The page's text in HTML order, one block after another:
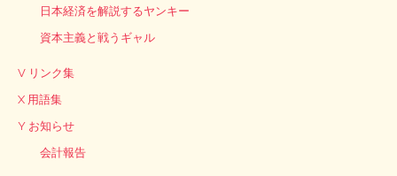
日本経済を解説するヤンキー
資本主義と戦うギャル
V リンク集
X 用語集
Y お知らせ
会計報告